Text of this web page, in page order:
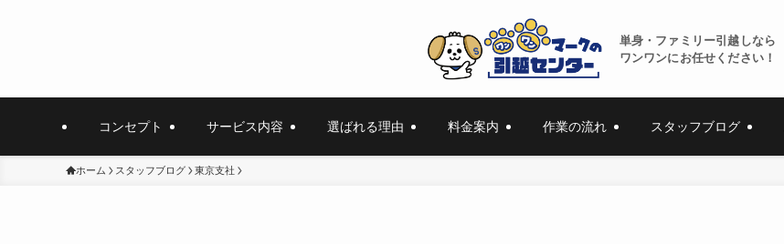
単身・ファミリー引越しなら
ワンワンにお任せください！
コンセプト サービス内容 選ばれる理由 料金案内 作業の流れ スタッフブログ
ホーム スタッフブログ 東京支社